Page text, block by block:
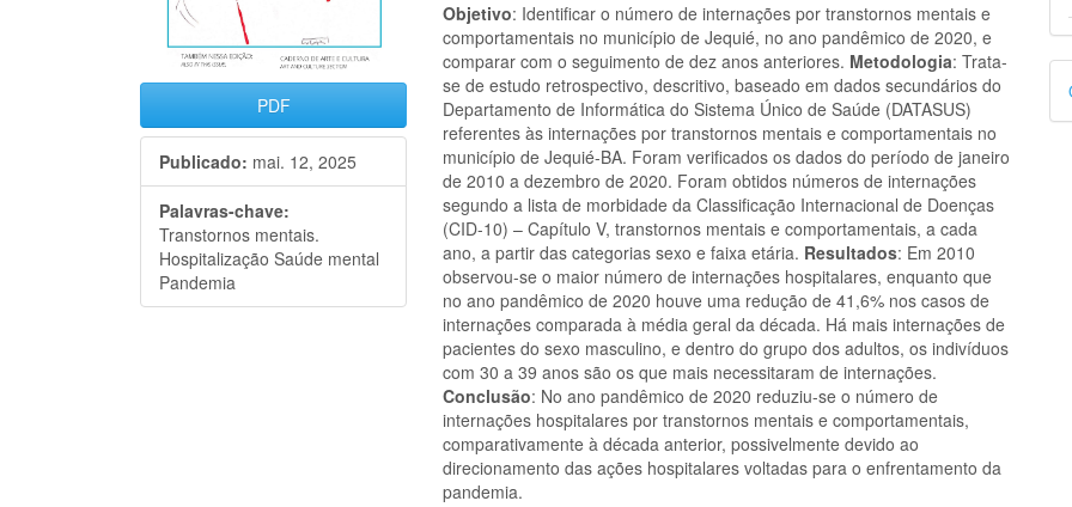
PDF
Publicado: mai. 12, 2025
Palavras-chave:
Transtornos mentais.
Hospitalização Saúde mental
Pandemia
Objetivo: Identificar o número de internações por transtornos mentais e
comportamentais no município de Jequié, no ano pandêmico de 2020, e
comparar com o seguimento de dez anos anteriores. Metodologia: Trata-
se de estudo retrospectivo, descritivo, baseado em dados secundários do
Departamento de Informática do Sistema Único de Saúde (DATASUS)
referentes às internações por transtornos mentais e comportamentais no
município de Jequié-BA. Foram verificados os dados do período de janeiro
de 2010 a dezembro de 2020. Foram obtidos números de internações
segundo a lista de morbidade da Classificação Internacional de Doenças
(CID-10) – Capítulo V, transtornos mentais e comportamentais, a cada
ano, a partir das categorias sexo e faixa etária. Resultados: Em 2010
observou-se o maior número de internações hospitalares, enquanto que
no ano pandêmico de 2020 houve uma redução de 41,6% nos casos de
internações comparada à média geral da década. Há mais internações de
pacientes do sexo masculino, e dentro do grupo dos adultos, os indivíduos
com 30 a 39 anos são os que mais necessitaram de internações.
Conclusão: No ano pandêmico de 2020 reduziu-se o número de
internações hospitalares por transtornos mentais e comportamentais,
comparativamente à década anterior, possivelmente devido ao
direcionamento das ações hospitalares voltadas para o enfrentamento da
pandemia.